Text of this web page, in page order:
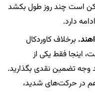
است چند روز طول بکشد
برخلاف کاوردکال
اینجا فقط یکی از
وجه تضمین نقدی بگذارید.
هم در حرکت‌های شدید،